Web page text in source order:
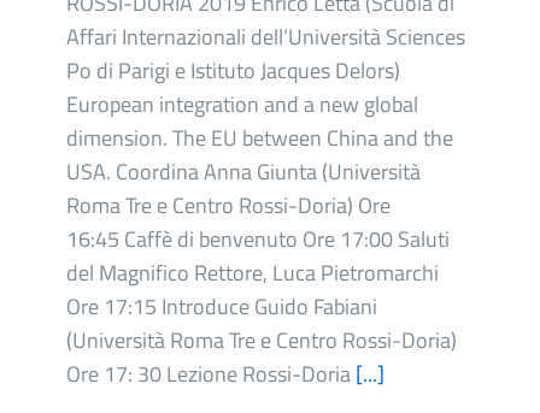
Affari Internazionali dell’Università Sciences
Po di Parigi e Istituto Jacques Delors)
European integration and a new global
dimension. The EU between China and the
USA. Coordina Anna Giunta (Università
Roma Tre e Centro Rossi-Doria) Ore
16:45 Caffè di benvenuto Ore 17:00 Saluti
del Magnifico Rettore, Luca Pietromarchi
Ore 17:15 Introduce Guido Fabiani
(Università Roma Tre e Centro Rossi-Doria)
Ore 17: 30 Lezione Rossi-Doria[...]